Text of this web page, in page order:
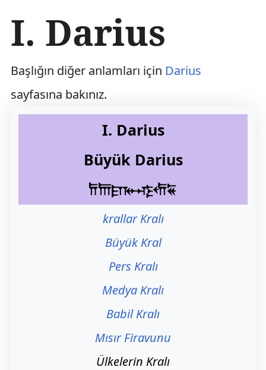
ç
r
ğ
a
I. Darius
Başlığın diğer anlamları için Darius
sayfasına bakınız.
I. Darius
Büyük Darius
𐎭𐎠𐎼𐎹𐎺𐎢𐏁
krallar Kralı
Büyük Kral
Pers Kralı
Medya Kralı
Babil Kralı
Mısır Firavunu
Ülkelerin Kralı